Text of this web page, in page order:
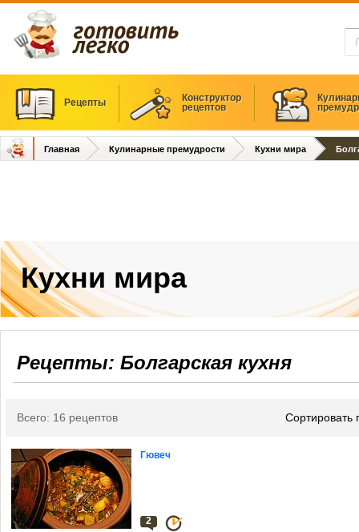
Рецепты
Конструктор
рецептов
Главная Кулинарные премудрости Кухни мира
Кухни мира
Рецепты: Болгарская кухня
Сортировать
Всего: 16 рецептов
Гювеч
2